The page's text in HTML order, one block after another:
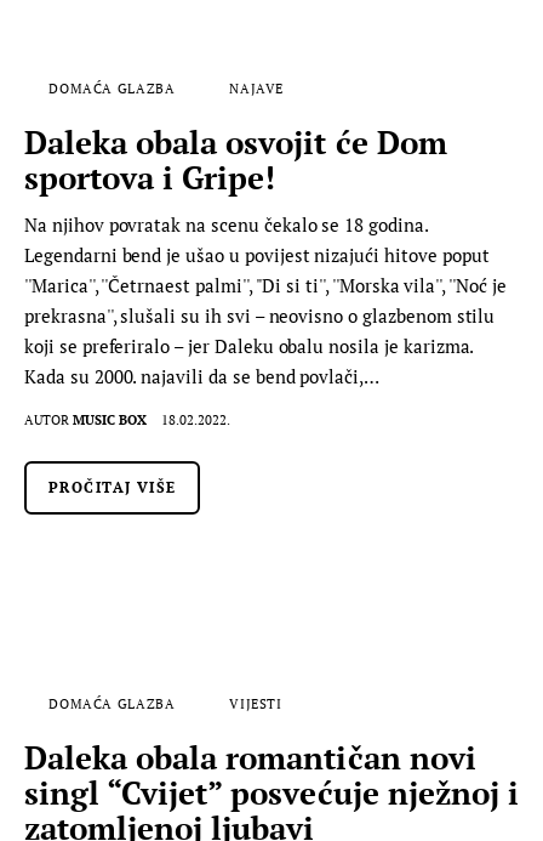
DOMAĆA GLAZBA NAJAVE
Daleka obala osvojit će Dom
sportova i Gripe!
Na njihov povratak na scenu čekalo se 18 godina.
Legendarni bend je ušao u povijest nizajući hitove poput
''Marica'', ''Četrnaest palmi'', ''Di si ti'', ''Morska vila'', ''Noć je
prekrasna'', slušali su ih svi – neovisno o glazbenom stilu
koji se preferiralo – jer Daleku obalu nosila je karizma.
Kada su 2000. najavili da se bend povlači,…
AUTOR MUSIC BOX 18.02.2022.
PROČITAJ VIŠE
DOMAĆA GLAZBA VIJESTI
Daleka obala romantičan novi
singl “Cvijet” posvećuje nježnoj i
zatomljenoj ljubavi